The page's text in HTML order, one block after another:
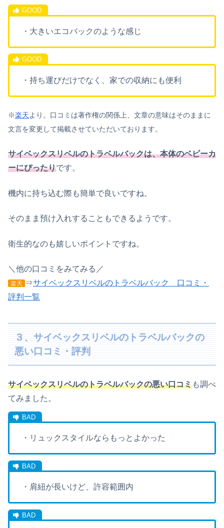
・大きいエコバックのような感じ
・持ち運びだけでなく、家での収納にも便利
※楽天より。口コミは著作権の関係上、文章の意味はそのままに
文言を変更して掲載させていただいております。
サイベックスリベルのトラベルバックは、本体のベビーカ
ーにぴったりです。
機内に持ち込む際も簡単で良いですね。
そのまま預け入れすることもできるようです。
衛生的なのも嬉しいポイントですね。
＼他の口コミをみてみる／
楽天 ⇒サイベックスリベルのトラベルバック 口コミ・
評判一覧
３、サイベックスリベルのトラベルバックの
悪い口コミ・評判
サイベックスリベルのトラベルバックの悪い口コミも調べ
てみました。
・リュックスタイルならもっとよかった
・肩紐が長いけど、許容範囲内